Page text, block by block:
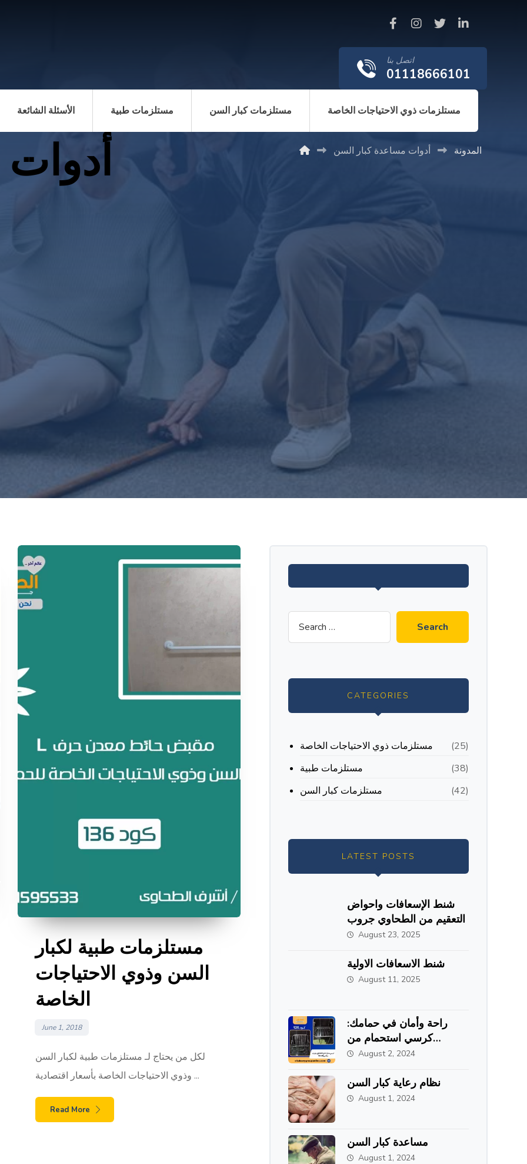
اتصل بنا
01118666101
الأسئلة الشائعة مستلزمات طبية مستلزمات كبار السن مستلزمات ذوي الاحتياجات الخاصة
المدونة أدوات مساعدة كبار السن
مستلزمات طبية لكبار
السن وذوي الاحتياجات
الخاصة
June 1, 2018
لكل من يحتاج لـ مستلزمات طبية لكبار السن
وذوي الاحتياجات الخاصة بأسعار اقتصادية ...
Read More
CATEGORIES
مستلزمات ذوي الاحتياجات الخاصة
(25)
مستلزمات طبية
(38)
مستلزمات كبار السن
(42)
LATEST POSTS
شنط الإسعافات واحواض
التعقيم من الطحاوي جروب
August 23, 2025
شنط الاسعافات الاولية
August 11, 2025
راحة وأمان في حمامك:
كرسي استحمام من
الاستانلس ستيل من
August 2, 2024
نظام رعاية كبار السن
August 1, 2024
مساعدة كبار السن
August 1, 2024